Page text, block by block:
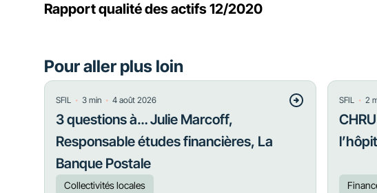
Rapport qualité des actifs 12/2020
Pour aller plus loin
SFIL ・ 3 min ・ 4 août 2026
3 questions à… Julie Marcoff,
Responsable études financières, La
Banque Postale
Collectivités locales
SFIL・ 2